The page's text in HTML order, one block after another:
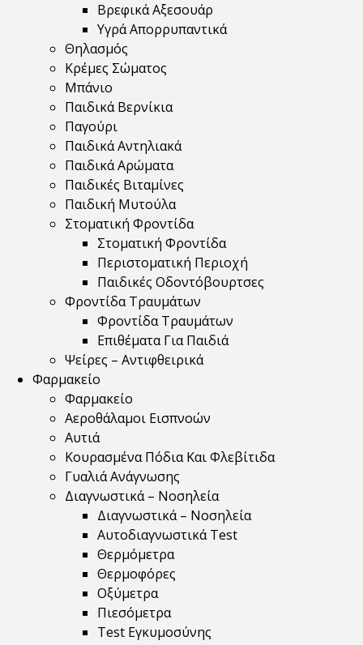
Βρεφικά Αξεσουάρ
Υγρά Απορρυπαντικά
Θηλασμός
Κρέμες Σώματος
Μπάνιο
Παιδικά Βερνίκια
Παγούρι
Παιδικά Αντηλιακά
Παιδικά Αρώματα
Παιδικές Βιταμίνες
Παιδική Μυτούλα
Στοματική Φροντίδα
Στοματική Φροντίδα
Περιστοματική Περιοχή
Παιδικές Οδοντόβουρτσες
Φροντίδα Τραυμάτων
Φροντίδα Τραυμάτων
Επιθέματα Για Παιδιά
Ψείρες – Αντιφθειρικά
Φαρμακείο
Φαρμακείο
Αεροθάλαμοι Εισπνοών
Αυτιά
Κουρασμένα Πόδια Και Φλεβίτιδα
Γυαλιά Ανάγνωσης
Διαγνωστικά – Νοσηλεία
Διαγνωστικά – Νοσηλεία
Αυτοδιαγνωστικά Test
Θερμόμετρα
Θερμοφόρες
Οξύμετρα
Πιεσόμετρα
Test Εγκυμοσύνης